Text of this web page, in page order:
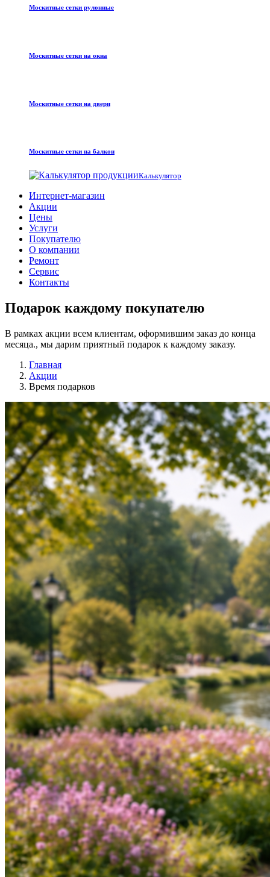
Москитные сетки рулонные
Москитные сетки на окна
Москитные сетки на двери
Москитные сетки на балкон
Калькулятор
Интернет-магазин
Акции
Цены
Услуги
Покупателю
О компании
Ремонт
Сервис
Контакты
Подарок каждому покупателю
В рамках акции всем клиентам, оформившим заказ до конца
месяца., мы дарим приятный подарок к каждому заказу.
Главная
Акции
Время подарков